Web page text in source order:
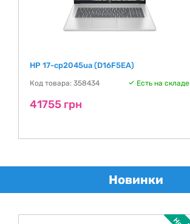
HP 17-cp2045ua (D16F5EA)
Код товара: 358434 Есть на складе
41755 грн
Новинки